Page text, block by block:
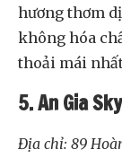
hương thơm
không hóa
thoải mái
5. An Gia
Địa chỉ: 89